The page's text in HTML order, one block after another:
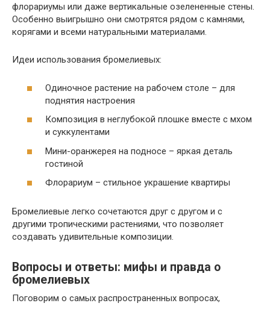
флорариумы или даже вертикальные озелененные стены.
Особенно выигрышно они смотрятся рядом с камнями,
корягами и всеми натуральными материалами.
Идеи использования бромелиевых:
Одиночное растение на рабочем столе – для
поднятия настроения
Композиция в неглубокой плошке вместе с мхом
и суккулентами
Мини-оранжерея на подносе – яркая деталь
гостиной
Флорариум – стильное украшение квартиры
Бромелиевые легко сочетаются друг с другом и с
другими тропическими растениями, что позволяет
создавать удивительные композиции.
Вопросы и ответы: мифы и правда о
бромелиевых
Поговорим о самых распространенных вопросах,